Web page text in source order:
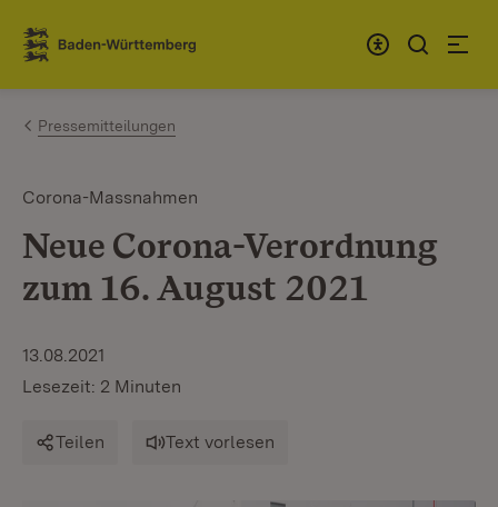
Zum Inhalt springen
Link zur Startseite
Pressemitteilungen
Corona-Massnahmen
Neue Corona-Verordnung
zum 16. August 2021
13.08.2021
Lesezeit: 2 Minuten
Teilen Text vorlesen